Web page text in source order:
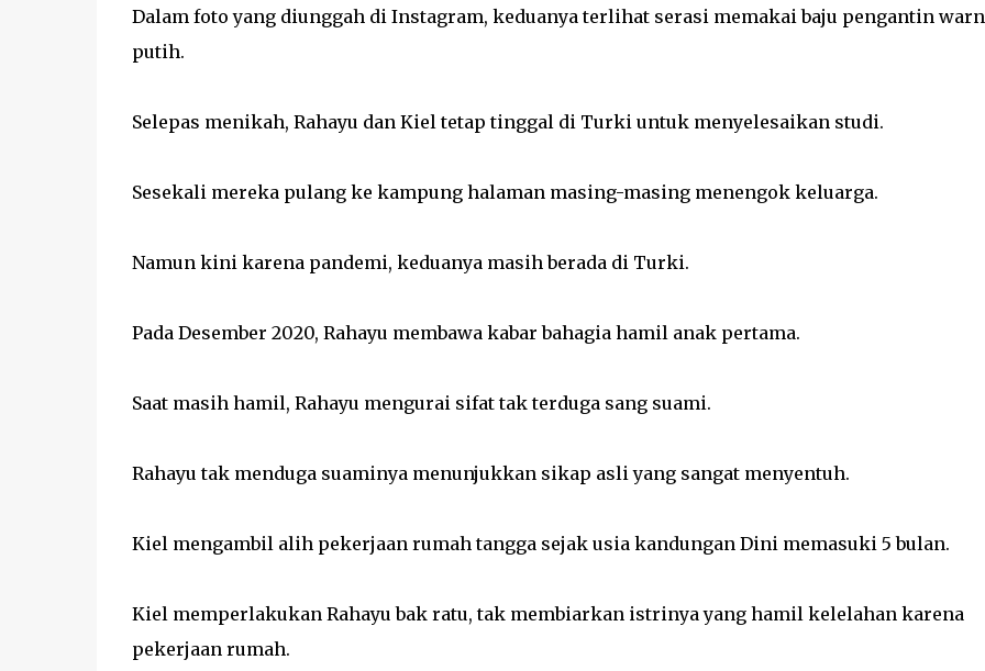
Dalam foto yang diunggah di Instagram, keduanya terlihat serasi memakai baju pengantin
putih.
Selepas menikah, Rahayu dan Kiel tetap tinggal di Turki untuk menyelesaikan studi.
Sesekali mereka pulang ke kampung halaman masing-masing menengok keluarga.
Namun kini karena pandemi, keduanya masih berada di Turki.
Pada Desember 2020, Rahayu membawa kabar bahagia hamil anak pertama.
Saat masih hamil, Rahayu mengurai sifat tak terduga sang suami.
Rahayu tak menduga suaminya menunjukkan sikap asli yang sangat menyentuh.
Kiel mengambil alih pekerjaan rumah tangga sejak usia kandungan Dini memasuki 5 bulan.
Kiel memperlakukan Rahayu bak ratu, tak membiarkan istrinya yang hamil kelelahan karena
pekerjaan rumah.